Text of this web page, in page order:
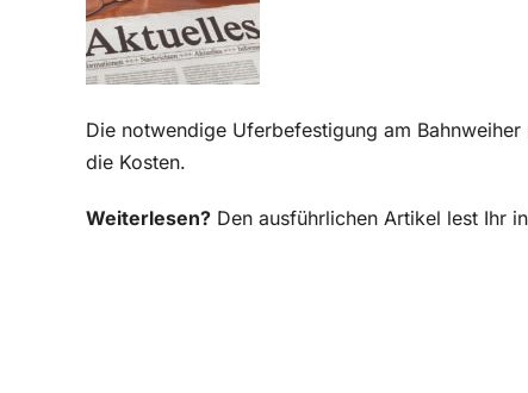
Die notwendige Uferbefestigung am
die Kosten.
Weiterlesen? Den ausführlichen Artikel lest Ihr